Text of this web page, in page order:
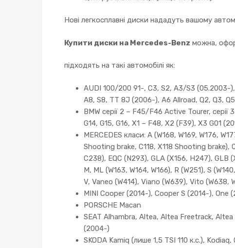
Нові легкосплавні диски нададуть вашому
Купити диски на Mercedes-Benz можна,
підходять на такі автомобілі як:
AUDI 100/200 91-, C3, S2, A3/S3 (05.2003-
A8, S8, TT 8J (2006-), A6 Allroad, Q2, Q3,
BMW серії 2 – F45/F46 Active Tourer, серії
G14, G15, G16, X1 – F48, X2 (F39), X3 G01
MERCEDES класи: A (W168, W169, W176,
Shooting brake, C118, X118 Shooting brake),
C238), EQC (N293), GLA (X156, H247), GLB
M, ML (W163, W164, W166), R (W251), S
V, Vaneo (W414), Viano (W639), Vito (W638,
MINI Cooper (2014-), Cooper S (2014-), One
PORSCHE Macan
SEAT Alhambra, Altea, Altea Freetrack,
(2004-)
SKODA Kamiq (лише 1,5 TSI 110 к.с.),